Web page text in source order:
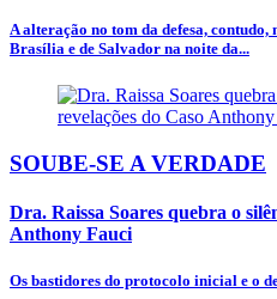
A alteração no tom da defesa,
Brasília e de Salvador na noite da...
SOUBE-SE A VERDADE
Dra. Raissa Soares quebra o
Anthony Fauci
Os bastidores do protocolo inicial e o